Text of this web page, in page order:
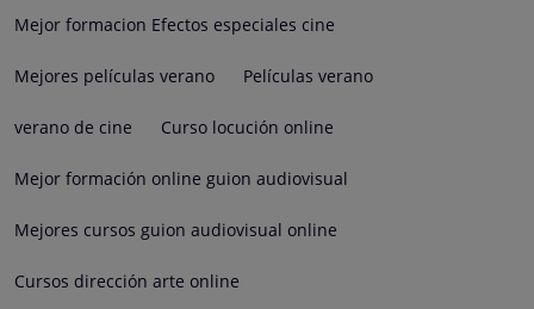
Mejor formacion Efectos especiales cine
Mejores películas verano Películas verano
verano de cine Curso locución online
Mejor formación online guion audiovisual
Mejores cursos guion audiovisual online
Cursos dirección arte online